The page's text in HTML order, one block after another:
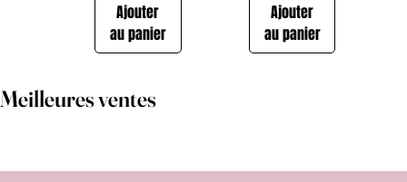
Ajouter
au panier
Ajouter
au panier
Meilleures ventes